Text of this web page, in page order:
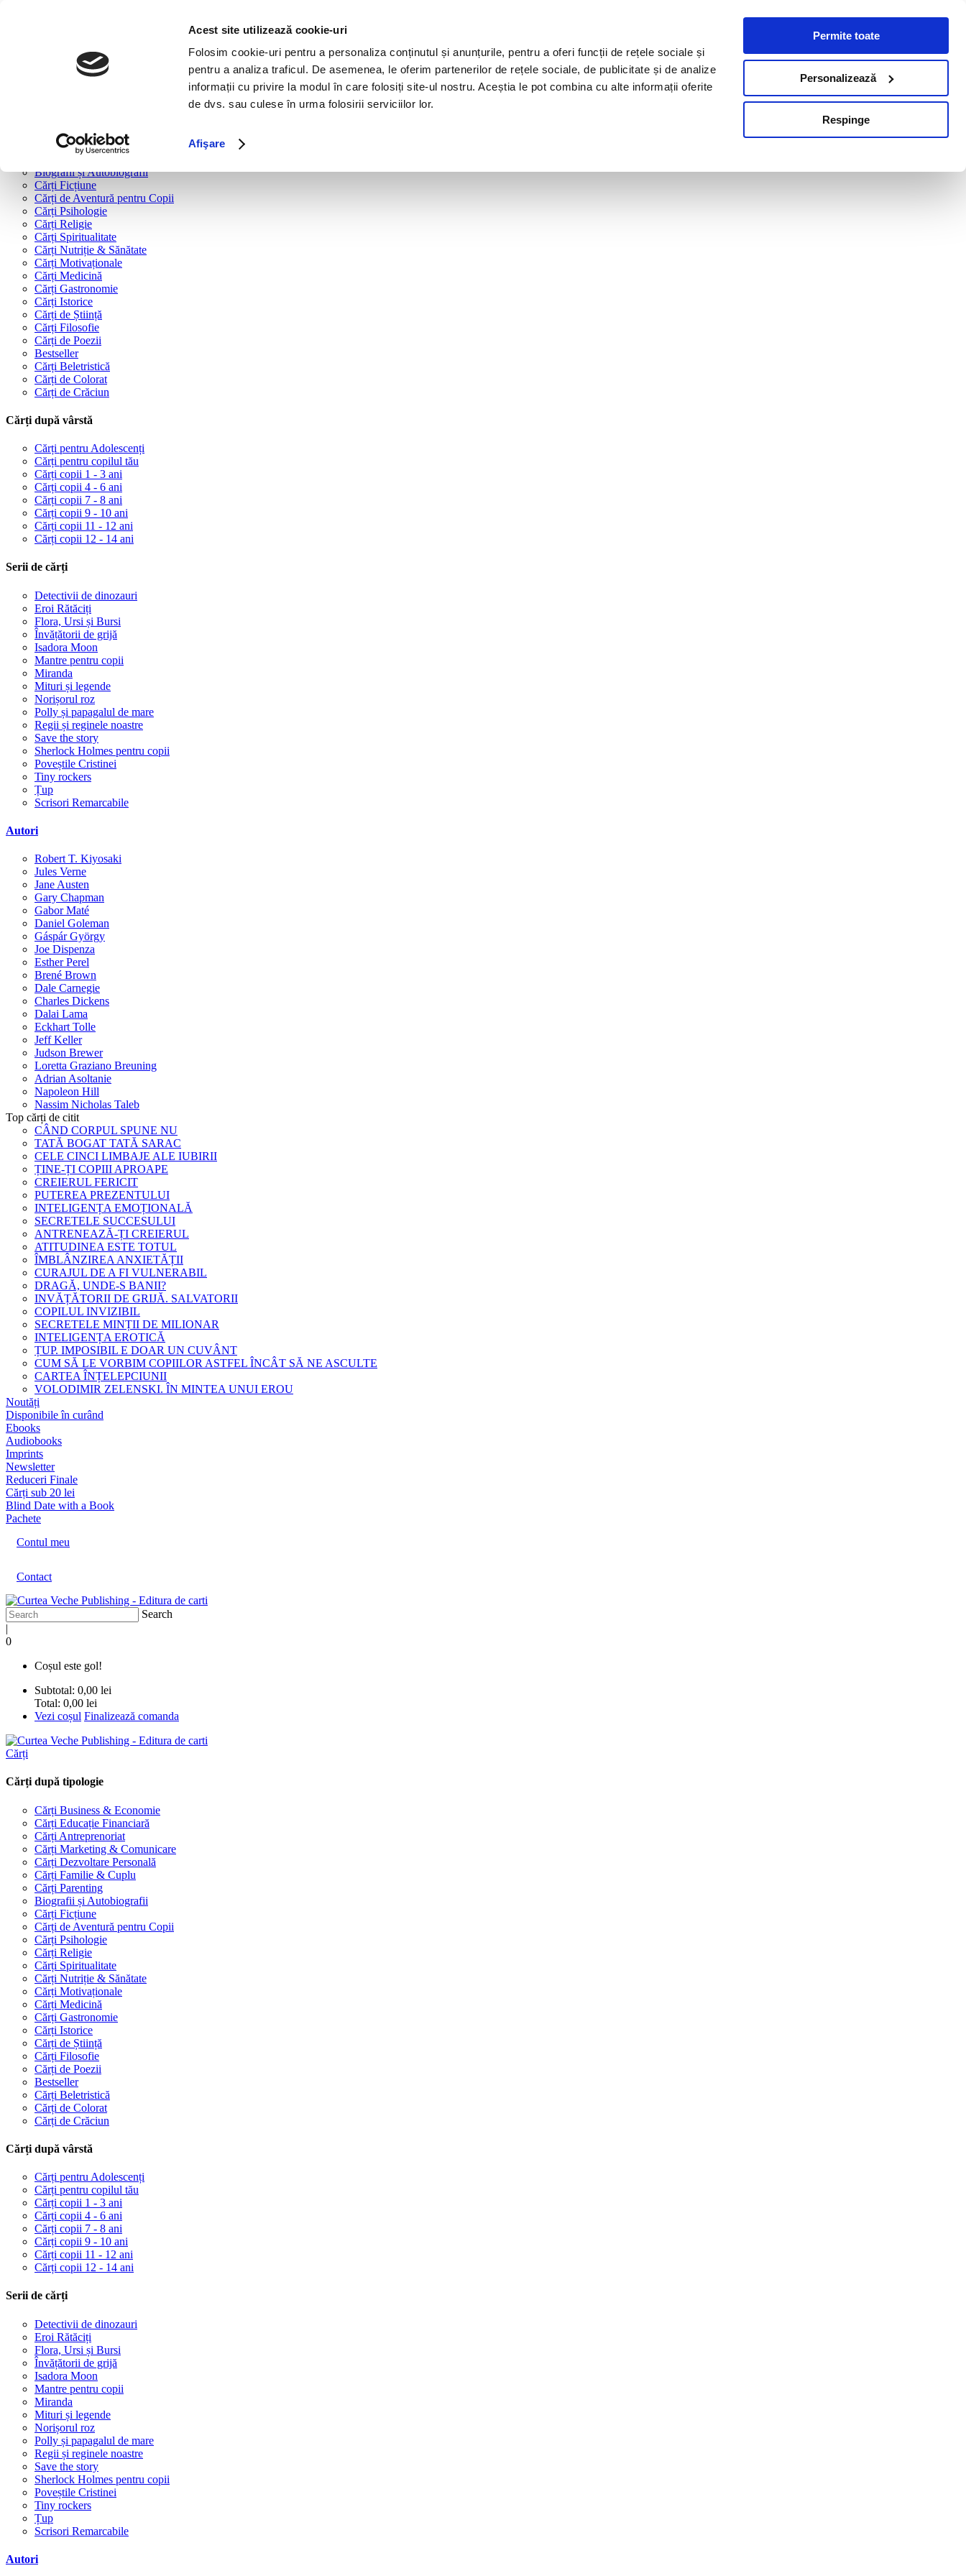
Acest site utilizează cookie-uri
Folosim cookie-uri pentru a personaliza conținutul și anunțurile, pentru a oferi funcții de rețele sociale și
pentru a analiza traficul. De asemenea, le oferim partenerilor de rețele sociale, de publicitate și de analize
informații cu privire la modul în care folosiți site-ul nostru. Aceștia le pot combina cu alte informații oferite
de dvs. sau culese în urma folosirii serviciilor lor.
Afişare
Permite toate
Personalizează
Respinge
Cărți după tipologie
Cărți Dezvoltare Personală
Cărți Familie & Cuplu
Biografii și Autobiografii
Cărți Ficțiune
Cărți de Aventură pentru Copii
Cărți Psihologie
Cărți Religie
Cărți Spiritualitate
Cărți Nutriție & Sănătate
Cărți Motivaționale
Cărți Medicină
Cărți Gastronomie
Cărți Istorice
Cărți de Știință
Cărți Filosofie
Cărți de Poezii
Bestseller
Cărți Beletristică
Cărți de Colorat
Cărți de Crăciun
Cărți după vârstă
Cărți pentru Adolescenți
Cărți pentru copilul tău
Cărți copii 1 - 3 ani
Cărți copii 4 - 6 ani
Cărți copii 7 - 8 ani
Cărți copii 9 - 10 ani
Cărți copii 11 - 12 ani
Cărți copii 12 - 14 ani
Serii de cărți
Detectivii de dinozauri
Eroi Rătăciți
Flora, Ursi și Bursi
Învățătorii de grijă
Isadora Moon
Mantre pentru copii
Miranda
Mituri și legende
Norișorul roz
Polly și papagalul de mare
Regii și reginele noastre
Save the story
Sherlock Holmes pentru copii
Poveștile Cristinei
Tiny rockers
Țup
Scrisori Remarcabile
Autori
Robert T. Kiyosaki
Jules Verne
Jane Austen
Gary Chapman
Gabor Maté
Daniel Goleman
Gáspár György
Joe Dispenza
Esther Perel
Brené Brown
Dale Carnegie
Charles Dickens
Dalai Lama
Eckhart Tolle
Jeff Keller
Judson Brewer
Loretta Graziano Breuning
Adrian Asoltanie
Napoleon Hill
Nassim Nicholas Taleb
Top cărți de citit
CÂND CORPUL SPUNE NU
TATĂ BOGAT TATĂ SARAC
CELE CINCI LIMBAJE ALE IUBIRII
ȚINE-ȚI COPIII APROAPE
CREIERUL FERICIT
PUTEREA PREZENTULUI
INTELIGENȚA EMOȚIONALĂ
SECRETELE SUCCESULUI
ANTRENEAZĂ-ȚI CREIERUL
ATITUDINEA ESTE TOTUL
ÎMBLÂNZIREA ANXIETĂȚII
CURAJUL DE A FI VULNERABIL
DRAGĂ, UNDE-S BANII?
INVĂȚĂTORII DE GRIJĂ. SALVATORII
COPILUL INVIZIBIL
SECRETELE MINȚII DE MILIONAR
INTELIGENȚA EROTICĂ
ȚUP. IMPOSIBIL E DOAR UN CUVÂNT
CUM SĂ LE VORBIM COPIILOR ASTFEL ÎNCÂT SĂ NE ASCULTE
CARTEA ÎNȚELEPCIUNII
VOLODIMIR ZELENSKI. ÎN MINTEA UNUI EROU
Noutăți
Disponibile în curând
Ebooks
Audiobooks
Imprints
Newsletter
Reduceri Finale
Cărți sub 20 lei
Blind Date with a Book
Pachete
Contul meu
Contact
Search
|
0
Coșul este gol!
Subtotal: 0,00 lei
Total: 0,00 lei
Vezi coșul Finalizează comanda
Cărți
Cărți după tipologie
Cărți Business & Economie
Cărți Educație Financiară
Cărți Antreprenoriat
Cărți Marketing & Comunicare
Cărți Dezvoltare Personală
Cărți Familie & Cuplu
Cărți Parenting
Biografii și Autobiografii
Cărți Ficțiune
Cărți de Aventură pentru Copii
Cărți Psihologie
Cărți Religie
Cărți Spiritualitate
Cărți Nutriție & Sănătate
Cărți Motivaționale
Cărți Medicină
Cărți Gastronomie
Cărți Istorice
Cărți de Știință
Cărți Filosofie
Cărți de Poezii
Bestseller
Cărți Beletristică
Cărți de Colorat
Cărți de Crăciun
Cărți după vârstă
Cărți pentru Adolescenți
Cărți pentru copilul tău
Cărți copii 1 - 3 ani
Cărți copii 4 - 6 ani
Cărți copii 7 - 8 ani
Cărți copii 9 - 10 ani
Cărți copii 11 - 12 ani
Cărți copii 12 - 14 ani
Serii de cărți
Detectivii de dinozauri
Eroi Rătăciți
Flora, Ursi și Bursi
Învățătorii de grijă
Isadora Moon
Mantre pentru copii
Miranda
Mituri și legende
Norișorul roz
Polly și papagalul de mare
Regii și reginele noastre
Save the story
Sherlock Holmes pentru copii
Poveștile Cristinei
Tiny rockers
Țup
Scrisori Remarcabile
Autori